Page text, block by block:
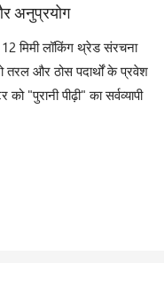
अनुप्रयोग
मिमी लॉकिंग थ्रेड संरचना
तरल और ठोस पदार्थों के प्रवेश
"पुरानी पीढ़ी" का सर्वव्यापी